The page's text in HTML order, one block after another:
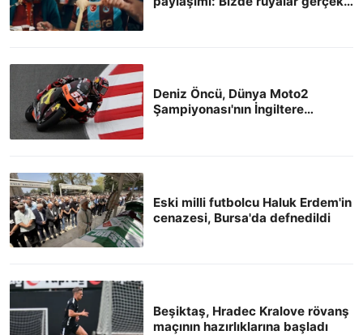
Deniz Öncü, Dünya Moto2
Şampiyonası'nın İngiltere
Eski milli futbolcu Haluk Erdem'in
cenazesi, Bursa'da defnedildi
Beşiktaş, Hradec Kralove rövanş
maçının hazırlıklarına başladı